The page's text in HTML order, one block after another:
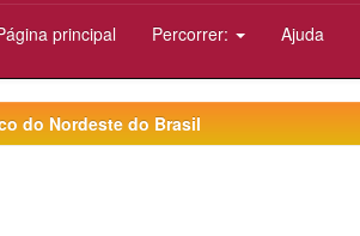
principal Percorrer: Ajuda
do Nordeste do Brasil